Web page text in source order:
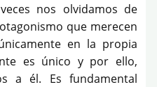
nos olvidamos de
que merecen
en la propia
es único y por ello,
a él. Es fundamental